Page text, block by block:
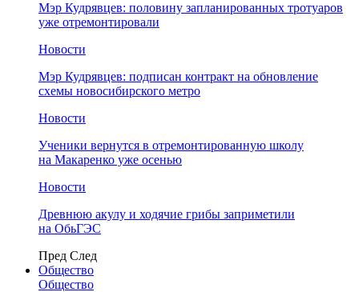
Мэр Кудрявцев: половину запланированных тротуаров
уже отремонтировали
Новости
Мэр Кудрявцев: подписан контракт на обновление
схемы новосибирского метро
Новости
Ученики вернутся в отремонтированную школу
на Макаренко уже осенью
Новости
Древнюю акулу и ходячие грибы заприметили
на ОбьГЭС
Пред След
Общество
Общество